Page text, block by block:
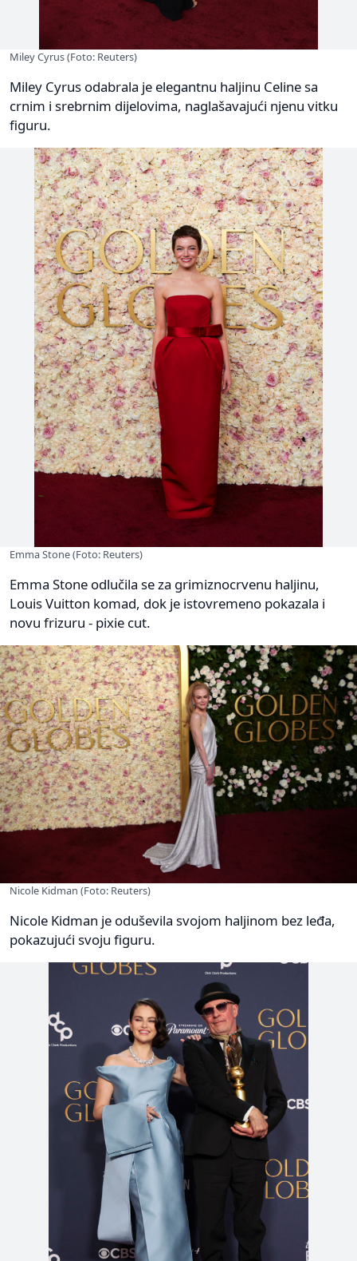
Miley Cyrus (Foto: Reuters)
Miley Cyrus odabrala je elegantnu haljinu Celine sa
crnim i srebrnim dijelovima, naglašavajući njenu vitku
figuru.
Emma Stone (Foto: Reuters)
Emma Stone odlučila se za grimiznocrvenu haljinu,
Louis Vuitton komad, dok je istovremeno pokazala i
novu frizuru - pixie cut.
Nicole Kidman (Foto: Reuters)
Nicole Kidman je oduševila svojom haljinom bez leđa,
pokazujući svoju figuru.